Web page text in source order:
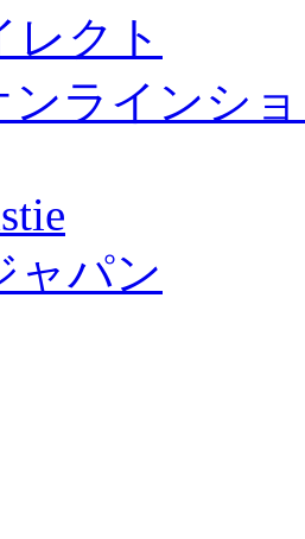
レクト
ンラインシ
ャパン